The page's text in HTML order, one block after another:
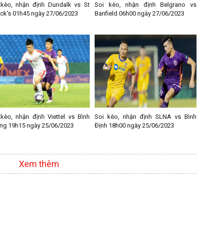
nhận định Dundalk vs St
01h45 ngày 27/06/2023
Soi kèo, nhận định Belgrano vs
Banfield 06h00 ngày 27/06/2023
nhận định Viettel vs Bình
19h15 ngày 25/06/2023
Soi kèo, nhận định SLNA vs Bình
Định 18h00 ngày 25/06/2023
Xem thêm